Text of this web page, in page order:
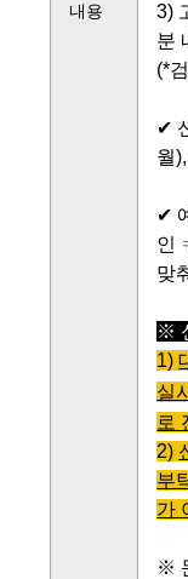
내용
3)
분
(*
✔
월
✔
인
맞
※
1)
실
로
2)
부
가
※